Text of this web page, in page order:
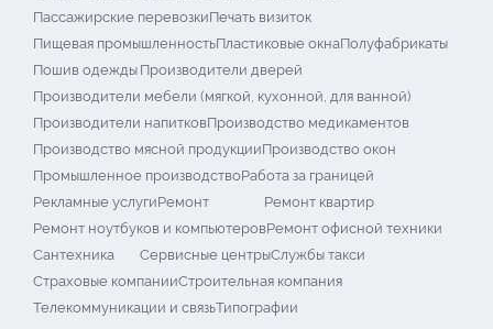
Пассажирские перевозкиПечать визиток
Пищевая промышленностьПластиковые окнаПолуфабрикаты
Пошив одежды Производители дверей
Производители мебели (мягкой, кухонной, для ванной)
Производители напитковПроизводство медикаментов
Производство мясной продукцииПроизводство окон
Промышленное производствоРабота за границей
Рекламные услугиРемонт
Ремонт квартир
Ремонт ноутбуков и компьютеровРемонт офисной техники
Сантехника
Сервисные центрыСлужбы такси
Страховые компанииСтроительная компания
Телекоммуникации и связьТипографии